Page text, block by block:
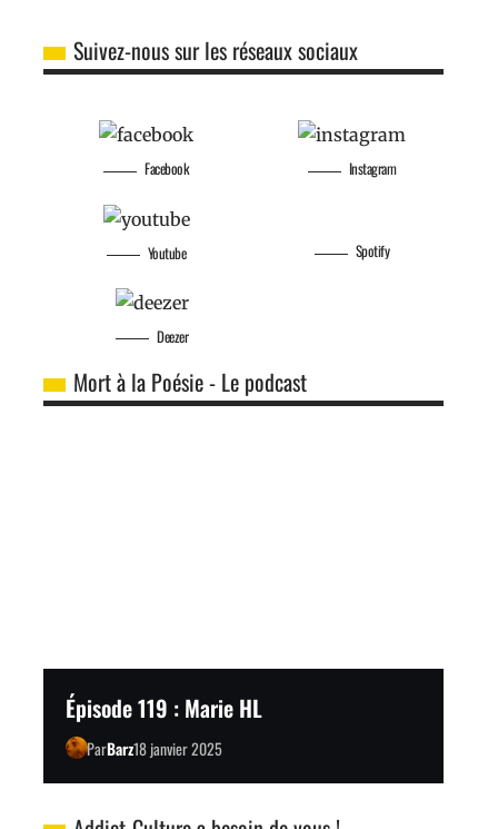
Suivez-nous sur les réseaux sociaux
Facebook
Youtube
Instagram
Spotify
Deezer
Mort à la Poésie - Le podcast
Épisode 119 : Marie HL
ParBarz18 janvier 2025